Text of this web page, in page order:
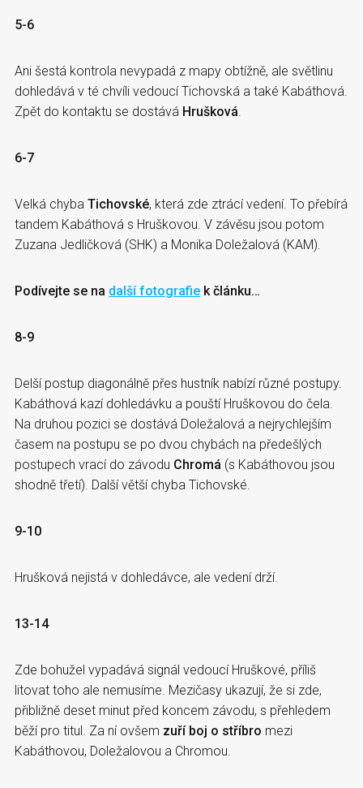
5-6
Ani šestá kontrola nevypadá z mapy obtížně, ale světlinu
dohledává v té chvíli vedoucí Tichovská a také Kabáthová.
Zpět do kontaktu se dostává Hrušková
6-7
Velká chyba Tichovské, která zde ztrácí vedení. To přebírá
tandem Kabáthová s Hruškovou. V závěsu jsou potom
Zuzana Jedličková (SHK) a Monika Doležalová (KAM).
Podívejte se na další fotografie k článku…
8-9
Delší postup diagonálně přes hustník nabízí různé postupy.
Kabáthová kazí dohledávku a pouští Hruškovou do čela.
Na druhou pozici se dostává Doležalová a nejrychlejším
časem na postupu se po dvou chybách na předešlých
postupech vrací do závodu Chromá (s Kabáthovou jsou
shodně třetí). Další větší chyba Tichovské.
9-10
Hrušková nejistá v dohledávce, ale vedení drží.
13-14
Zde bohužel vypadává signál vedoucí Hruškové, příliš
litovat toho ale nemusíme. Mezičasy ukazují, že si zde,
přibližně deset minut před koncem závodu, s přehledem
běží pro titul. Za ní ovšem zuří boj o stříbro mezi
Kabáthovou, Doležalovou a Chromou.